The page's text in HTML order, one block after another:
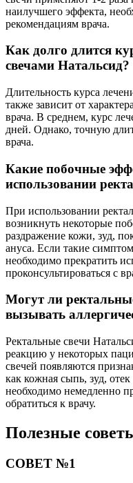
наилучшего эффекта,
рекомендациям врача.
Как долго длится
свечами Натальсид?
Длительность курса
также зависит от
врача. В среднем, курс
дней. Однако, точную
врача.
Какие побочные
использовании
При использовании
возникнуть некоторые
раздражение кожи, зуд,
ануса. Если такие
необходимо прекратить
проконсультироваться с
Могут ли
вызывать
Ректальные свечи
реакцию у некоторых
свечей появляются
как кожная сыпь, зуд,
необходимо немедленно
обратиться к врачу.
Полезные
СОВЕТ №1